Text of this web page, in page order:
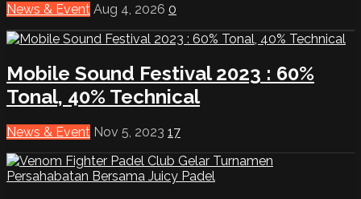
News & Event Aug 4, 2026 0
Mobile Sound Festival 2023 : 60%
Tonal, 40% Technical
News & Event Nov 5, 2023 17